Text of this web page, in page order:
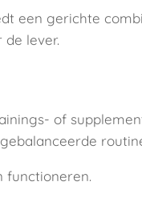
een gerichte
de lever.
of
functioneren.